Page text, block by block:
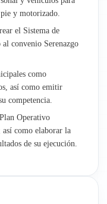
y motorizado.
el Sistema de
convenio Serenazgo
como
así como emitir
competencia.
Operativo
así como elaborar la
de su ejecución.